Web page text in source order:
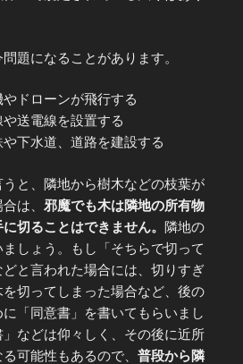
題になることがあります。
ドローンが飛行する
送電線を設置する
下水道、道路を建設する
と、隣地から樹木などの枝葉が
は、 邪魔でも木は隣地の所有物
切ることはできません。 隣地の
しょう。もし「そちらで切って
と言われた場合には、切りすぎ
切ってしまった場合など、後の
に「同意書」を書いてもらいまし
」などは仰々しく、その後に近所
可能性もあるので、 普段から隣